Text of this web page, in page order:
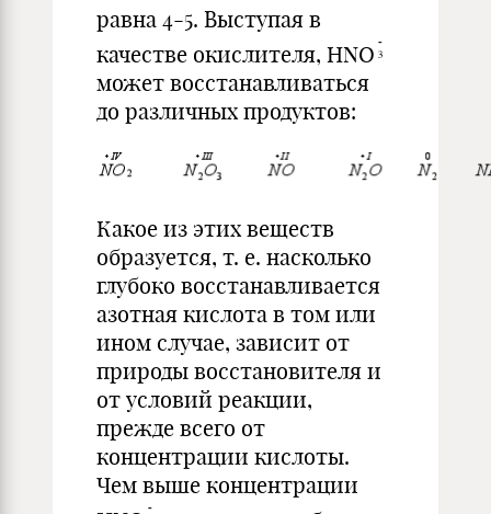
равна 4-5. Выступая в
качестве окислителя, НNО
может восстанавливаться
до различных продуктов:
Какое из этих веществ
образуется, т. е. насколько
глубоко восстанавливается
азотная кислота в том или
ином случае, зависит от
природы восстановителя и
от условий реакции,
прежде всего от
концентрации кислоты.
Чем выше концентрации